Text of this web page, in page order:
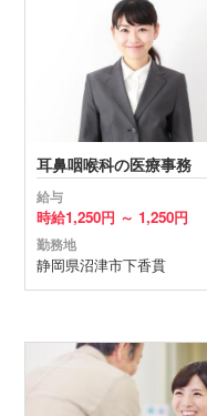
耳鼻咽喉科の医療事務
給与
時給1,250円 ～ 1,250円
勤務地
静岡県沼津市下香貫